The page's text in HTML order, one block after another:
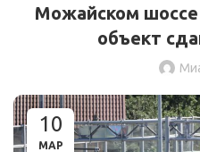
Можайском шоссе
объект
10
МАР